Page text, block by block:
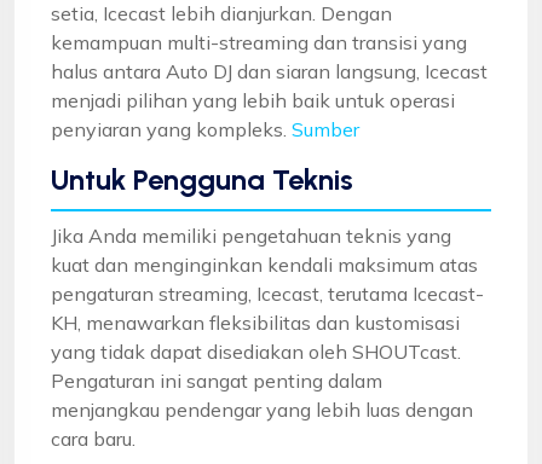
setia, Icecast lebih dianjurkan. Dengan
kemampuan multi-streaming dan transisi yang
halus antara Auto DJ dan siaran langsung, Icecast
menjadi pilihan yang lebih baik untuk operasi
penyiaran yang kompleks. Sumber
Untuk Pengguna Teknis
Jika Anda memiliki pengetahuan teknis yang
kuat dan menginginkan kendali maksimum atas
pengaturan streaming, Icecast, terutama Icecast-
KH, menawarkan fleksibilitas dan kustomisasi
yang tidak dapat disediakan oleh SHOUTcast.
Pengaturan ini sangat penting dalam
menjangkau pendengar yang lebih luas dengan
cara baru.